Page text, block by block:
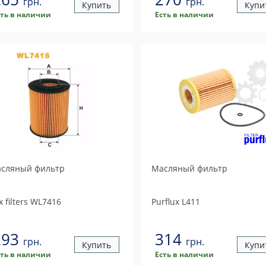
в наличии
Купить
Есть в наличии
фильтр
filters WL7416
грн.
в наличии
Купить
Масляный фильтр
PurfluxL411
314 грн.
Есть в наличии